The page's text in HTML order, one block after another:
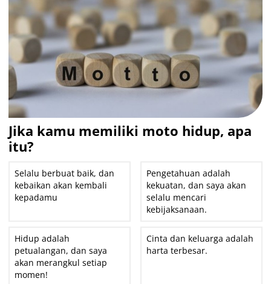
Jika kamu memiliki moto hidup, apa
itu?
Selalu berbuat baik, dan
kebaikan akan kembali
kepadamu
Pengetahuan adalah
kekuatan, dan saya akan
selalu mencari
kebijaksanaan.
Hidup adalah
petualangan, dan saya
akan merangkul setiap
momen!
Cinta dan keluarga adalah
harta terbesar.